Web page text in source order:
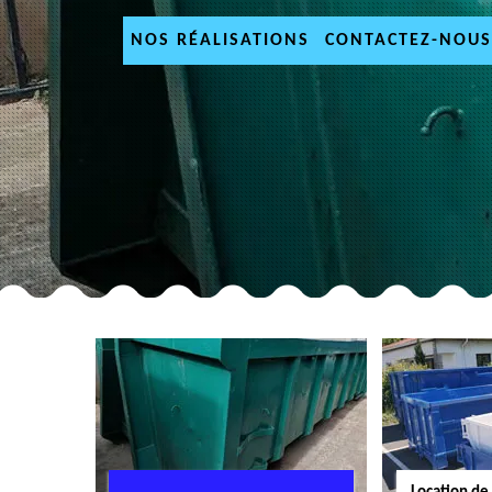
NOS RÉALISATIONS CONTACTEZ-